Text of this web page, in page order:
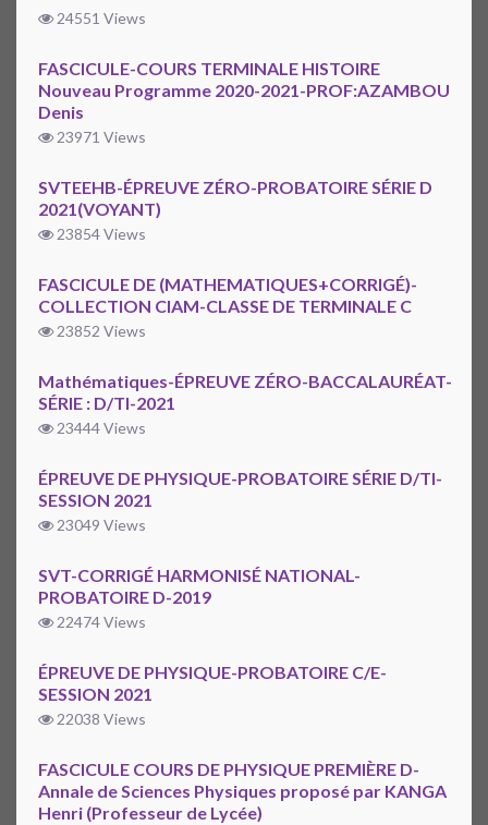
24551 Views
FASCICULE-COURS TERMINALE HISTOIRE
Nouveau Programme 2020-2021-PROF:AZAMBOU
Denis
23971 Views
SVTEEHB-ÉPREUVE ZÉRO-PROBATOIRE SÉRIE D
2021(VOYANT)
23854 Views
FASCICULE DE (MATHEMATIQUES+CORRIGÉ)-
COLLECTION CIAM-CLASSE DE TERMINALE C
23852 Views
Mathématiques-ÉPREUVE ZÉRO-BACCALAURÉAT-
SÉRIE : D/TI-2021
23444 Views
ÉPREUVE DE PHYSIQUE-PROBATOIRE SÉRIE D/TI-
SESSION 2021
23049 Views
SVT-CORRIGÉ HARMONISÉ NATIONAL-
PROBATOIRE D-2019
22474 Views
ÉPREUVE DE PHYSIQUE-PROBATOIRE C/E-
SESSION 2021
22038 Views
FASCICULE COURS DE PHYSIQUE PREMIÈRE D-
Annale de Sciences Physiques proposé par KANGA
Henri (Professeur de Lycée)